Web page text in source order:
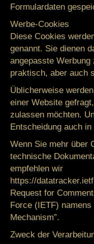
Formulardaten
Werbe-Cookies
Diese Cookies
genannt. Sie dienen
angepasste
praktisch, aber auch
Üblicherweise
einer Website
zulassen möchten.
Entscheidung auch
Wenn Sie mehr über
technische
empfehlen wir
https://
Request for
Force (IETF) namens
Mechanism”.
Zweck der